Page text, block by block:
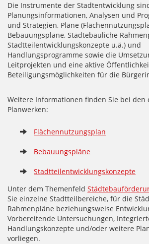
Die Instrumente der Stadtentwicklung
Planungsinformationen, Analysen und
und Strategien, Pläne
Bebauungspläne, Städtebauliche
Stadtteilentwicklungskonzepte u.ä.) und
Handlungsprogramme sowie die
Leitprojekten und eine aktive
Beteiligungsmöglichkeiten für die
Weitere Informationen finden Sie bei den
Planwerken:
Flächennutzungsplan
Bebauungspläne
Stadtteilentwicklungskonzepte
Unter dem Themenfeld
Sie einzelne Stadtteilbereiche, für die
Rahmenpläne beziehungsweise
Vorbereitende Untersuchungen,
Handlungskonzepte und/oder weitere
vorliegen.